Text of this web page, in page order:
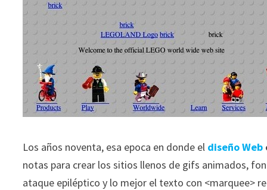
Los años noventa, esa epoca en donde el diseñoWeb
notas para crear los sitios llenos de gifs animados,
ataque epiléptico y lo mejor el texto con <marquee>